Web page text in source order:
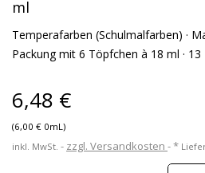
ml
Temperafarben (Schulmalfarben) ·
Packung mit 6 Töpfchen à 18 ml · 13
6,48 €
(6,00 € 0mL)
inkl. MwSt.
zzgl. Versandkosten *